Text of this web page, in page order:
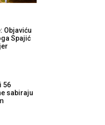
Objaviću
Spajić
56
sabiraju